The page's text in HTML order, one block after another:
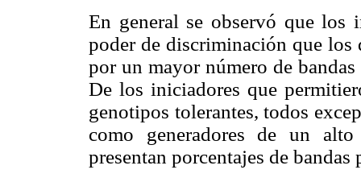
En general se observó que los
poder de discriminación que los
por un mayor número de
De los iniciadores que
genotipos tolerantes, todos
como generadores de un
presentan porcentajes de